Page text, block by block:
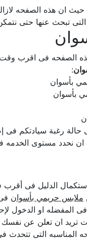
ان هذه الصفحه
التى تبحث عنها حتى
الصفحه فى اقرب
:
بأسوان
بأسوان
رغبة سيادتكم فى
ان نحدد مستوى
الدليل فى
ملابس حريمي بأسوان
او الدخول
كنت تريد ان تعلن عن
المناسبه التى